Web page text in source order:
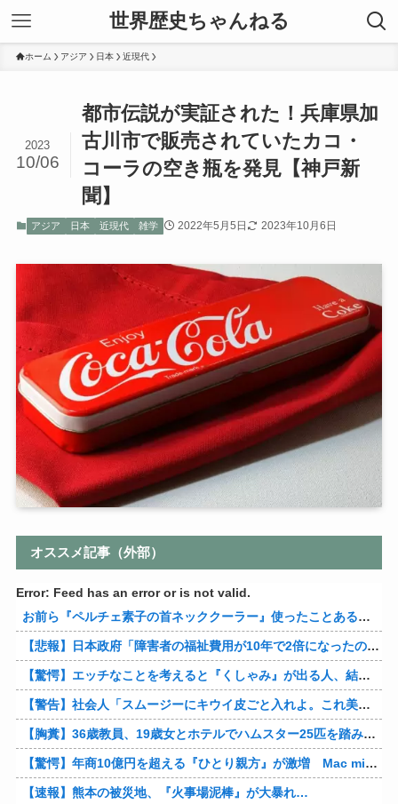
世界歴史ちゃんねる
ホーム アジア 日本 近現代
都市伝説が実証された！兵庫県加
古川市で販売されていたカコ・
コーラの空き瓶を発見【神戸新
聞】
2023
10/06
アジア 日本 近現代 雑学 2022年5月5日 2023年10月6日
オススメ記事（外部）
Error: Feed has an error or is not valid.
お前ら『ペルチェ素子の首ネッククーラー』使ったことあるか？
【悲報】日本政府「障害者の福祉費用が10年で2倍になったので抑制します」
【驚愕】エッチなことを考えると『くしゃみ』が出る人、結構いると判明
【警告】社会人「スムージーにキウイ皮ごと入れよ。これ美容にいいんだよね〜」→ 結果…
【胸糞】36歳教員、19歳女とホテルでハムスター25匹を踏み潰すなどして逮捕
【驚愕】年商10億円を超える『ひとり親方』が激増 Mac miniを大量購入しAIを従業員に
【速報】熊本の被災地、『火事場泥棒』が大暴れ…